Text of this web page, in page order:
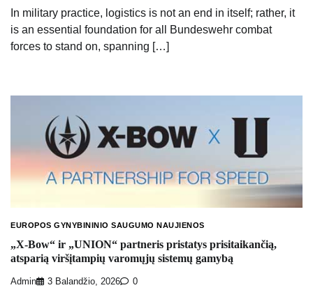
In military practice, logistics is not an end in itself; rather, it
is an essential foundation for all Bundeswehr combat
forces to stand on, spanning […]
EUROPOS GYNYBININIO SAUGUMO NAUJIENOS
„X-Bow“ ir „UNION“ partneris pristatys prisitaikančią,
atsparią viršįtampių varomųjų sistemų gamybą
Admin 3 Balandžio, 2026 0